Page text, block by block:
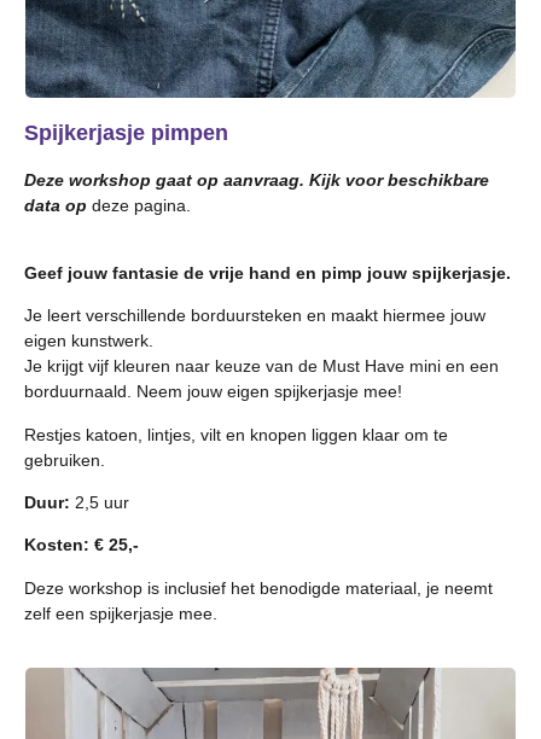
Spijkerjasje pimpen
Deze workshop gaat op aanvraag. Kijk voor beschikbare
data op deze pagina.
Geef jouw fantasie de vrije hand en pimp jouw spijkerjasje.
Je leert verschillende borduursteken en maakt hiermee jouw
eigen kunstwerk.
Je krijgt vijf kleuren naar keuze van de Must Have mini en een
borduurnaald. Neem jouw eigen spijkerjasje mee!
Restjes katoen, lintjes, vilt en knopen liggen klaar om te
gebruiken.
Duur: 2,5 uur
Kosten: € 25,-
Deze workshop is inclusief het benodigde materiaal, je neemt
zelf een spijkerjasje mee.